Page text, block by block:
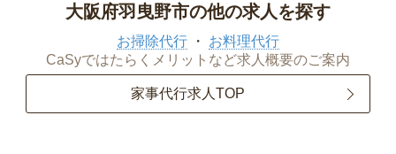
大阪府羽曳野市の他の求人を探す
お掃除代行
お料理代行
CaSyではたらくメリットなど求人概要のご案内
家事代行求人TOP